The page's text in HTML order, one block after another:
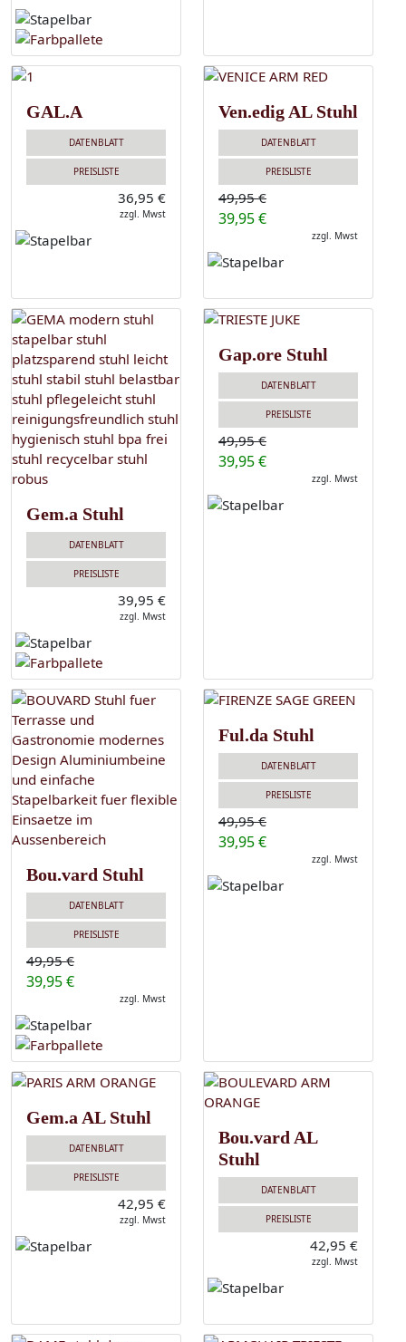
GAL.A
DATENBLATT
PREISLISTE
36,95 €
zzgl. Mwst
Ven.edig AL Stuhl
DATENBLATT
PREISLISTE
49,95 €
39,95 €
zzgl. Mwst
Gem.a Stuhl
DATENBLATT
PREISLISTE
39,95 €
zzgl. Mwst
Gap.ore Stuhl
DATENBLATT
PREISLISTE
49,95 €
39,95 €
zzgl. Mwst
Bou.vard Stuhl
DATENBLATT
PREISLISTE
49,95 €
39,95 €
zzgl. Mwst
Ful.da Stuhl
DATENBLATT
PREISLISTE
49,95 €
39,95 €
zzgl. Mwst
Gem.a AL Stuhl
DATENBLATT
PREISLISTE
42,95 €
zzgl. Mwst
Bou.vard AL
Stuhl
DATENBLATT
PREISLISTE
42,95 €
zzgl. Mwst